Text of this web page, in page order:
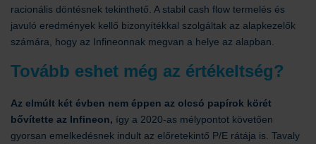
racionális döntésnek tekinthető. A stabil cash flow termelés és
javuló eredmények kellő bizonyítékkal szolgáltak az alapkezelők
számára, hogy az Infineonnak megvan a helye az alapban.
Tovább eshet még az értékeltség?
Az elmúlt két évben nem éppen az olcsó papírok körét
bővítette az Infineon, így a 2020-as mélypontot követően
gyorsan emelkedésnek indult az előretekintő P/E rátája is. Tavaly